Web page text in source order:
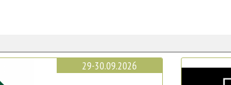
29-30.09.2026